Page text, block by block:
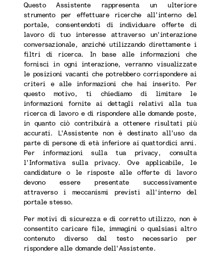
Questo Assistente rappresenta un ulteriore
strumento per effettuare ricerche all'interno del
portale, consentendoti di individuare offerte di
lavoro di tuo interesse attraverso un'interazione
conversazionale, anziché utilizzando direttamente i
filtri di ricerca. In base alle informazioni che
fornisci in ogni interazione, verranno visualizzate
le posizioni vacanti che potrebbero corrispondere ai
criteri e alle informazioni che hai inserito. Per
questo motivo, ti chiediamo di limitare le
informazioni fornite ai dettagli relativi alla tua
ricerca di lavoro e di rispondere alle domande poste,
in quanto ciò contribuirà a ottenere risultati più
accurati. L'Assistente non è destinato all'uso da
parte di persone di età inferiore ai quattordici anni.
Per informazioni sulla tua privacy, consulta
l'Informativa sulla privacy. Ove applicabile, le
candidature o le risposte alle offerte di lavoro
devono essere presentate successivamente
attraverso i meccanismi previsti all'interno del
portale stesso.
Per motivi di sicurezza e di corretto utilizzo, non è
consentito caricare file, immagini o qualsiasi altro
contenuto diverso dal testo necessario per
rispondere alle domande dell'Assistente.